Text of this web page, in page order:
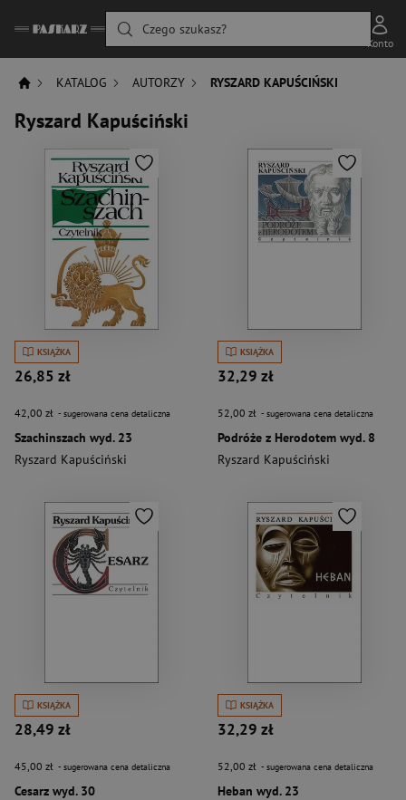
Czego szukasz?
Konto
KATALOG AUTORZY RYSZARD KAPUŚCIŃSKI
Ryszard Kapuściński
KSIĄŻKA
26,85 zł
42,00 zł - sugerowana cena detaliczna
Szachinszach wyd. 23
Ryszard Kapuściński
KSIĄŻKA
32,29 zł
52,00 zł - sugerowana cena detaliczna
Podróże z Herodotem wyd. 8
Ryszard Kapuściński
KSIĄŻKA
28,49 zł
45,00 zł - sugerowana cena detaliczna
Cesarz wyd. 30
KSIĄŻKA
32,29 zł
52,00 zł - sugerowana cena detaliczna
Heban wyd. 23